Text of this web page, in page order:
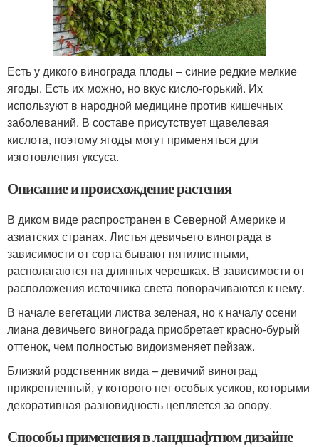
Есть у дикого винограда плоды – синие редкие мелкие
ягоды. Есть их можно, но вкус кисло-горький. Их
используют в народной медицине против кишечных
заболеваний. В составе присутствует щавелевая
кислота, поэтому ягоды могут применяться для
изготовления уксуса.
Описание и происхождение растения
В диком виде распространен в Северной Америке и
азиатских странах. Листья девичьего винограда в
зависимости от сорта бывают пятилистными,
располагаются на длинных черешках. В зависимости от
расположения источника света поворачиваются к нему.
В начале вегетации листва зеленая, но к началу осени
лиана девичьего винограда приобретает красно-бурый
оттенок, чем полностью видоизменяет пейзаж.
Близкий родственник вида – девичий виноград
прикрепленный, у которого нет особых усиков, которыми
декоративная разновидность цепляется за опору.
Способы применения в ландшафтном дизайне